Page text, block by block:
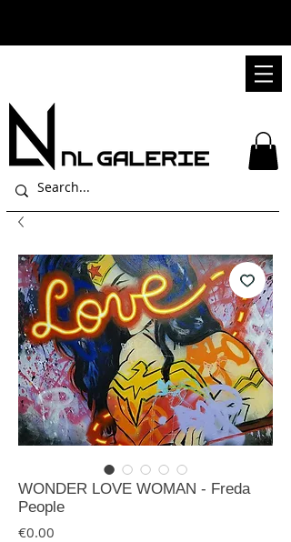
WONDER LOVE WOMAN - Freda
People
€0.00